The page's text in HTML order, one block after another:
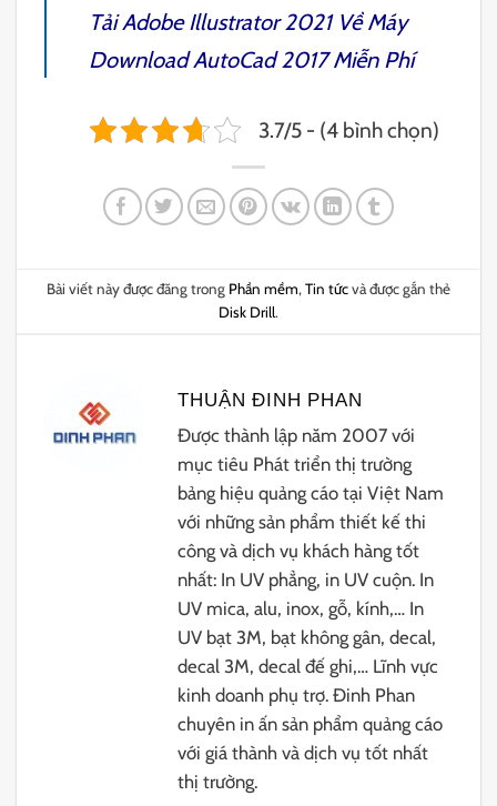
TảiAdobe Illustrator 2021Về Máy
DownloadAutoCad 2017Miễn Phí
3.7/5 - (4 bình chọn)
Bài viết này được đăng trong Phần mềm,Tin tứcvà được gắn thẻ
Disk Drill.
THUẬN ĐINH PHAN
Được thành lập năm 2007 với
mục tiêu Phát triển thị trường
bảng hiệu quảng cáo tại Việt Nam
với những sản phẩm thiết kế thi
công và dịch vụ khách hàng tốt
nhất: In UV phẳng, in UV cuộn. In
UV mica, alu, inox, gỗ, kính,… In
UV bạt 3M, bạt không gân, decal,
decal 3M, decal đế ghi,… Lĩnh vực
kinh doanh phụ trợ. Đinh Phan
chuyên in ấn sản phẩm quảng cáo
với giá thành và dịch vụ tốt nhất
thị trường.